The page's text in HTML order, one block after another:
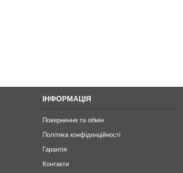
ІНФОРМАЦІЯ
Повернення та обмін
Політика конфіденційності
Гарантія
Контакти